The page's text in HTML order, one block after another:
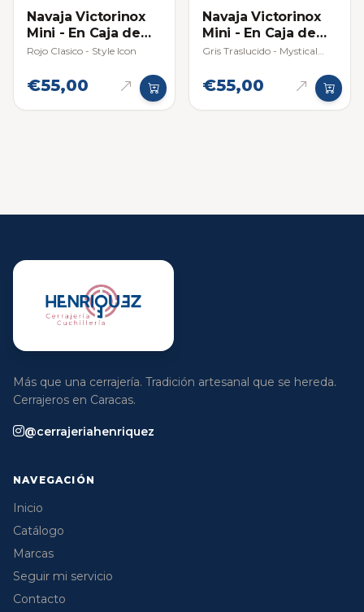
Navaja Victorinox
Mini - En Caja de
Regalo
Rojo Clasico - Style Icon
€55,00
Navaja Victorinox
Mini - En Caja de
Regalo
Gris Traslucido - Mystical
€55,00
Más que una cerrajería. Tradición artesanal que se hereda.
Cerrajeros en Caracas.
@cerrajeriahenriquez
NAVEGACIÓN
Inicio
Catálogo
Marcas
Seguir mi servicio
Contacto